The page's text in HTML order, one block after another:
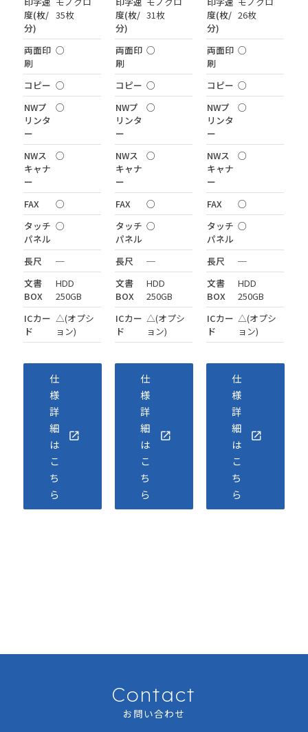
度(枚/
分)
35枚
両面印
刷
○
コピー ○
NWプ
リンタ
ー
○
NWス
キャナ
ー
○
FAX
○
タッチ
パネル
○
長尺
─
文書
BOX
HDD
250GB
ICカー
ド
△(オプシ
ョン)
仕
様
詳
細
は
こ
ち
ら
度(枚/
分)
31枚
両面印
刷
○
コピー ○
NWプ
リンタ
ー
○
NWス
キャナ
ー
○
FAX
○
タッチ
パネル
○
長尺
─
文書
BOX
HDD
250GB
ICカー
ド
△(オプシ
ョン)
仕
様
詳
細
は
こ
ち
ら
度(枚/
分)
26枚
両面印
刷
○
コピー ○
NWプ
リンタ
ー
○
NWス
キャナ
ー
○
FAX
○
タッチ
パネル
○
長尺
─
文書
BOX
HDD
250GB
ICカー
ド
△(オプシ
ョン)
仕
様
詳
細
は
こ
ち
ら
Contact
お問い合わせ